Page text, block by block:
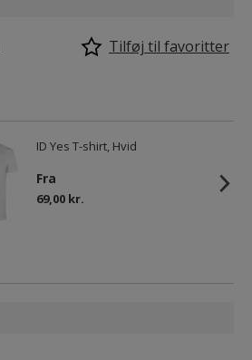
Tilføj til favoritter
ID Yes T-shirt, Hvid
Fra
69,00 kr.